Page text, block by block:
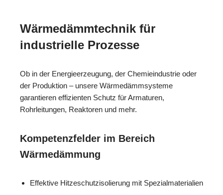
Wärmedämmtechnik für
industrielle Prozesse
Ob in der Energieerzeugung, der Chemieindustrie oder
der Produktion – unsere Wärmedämmsysteme
garantieren effizienten Schutz für Armaturen,
Rohrleitungen, Reaktoren und mehr.
Kompetenzfelder im Bereich
Wärmedämmung
Effektive Hitzeschutzisolierung mit Spezialmaterialien